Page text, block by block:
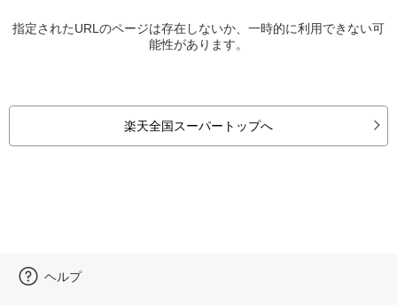
指定されたURLのページは存在しないか、一時的に利用できない可
能性があります。
楽天全国スーパートップへ
ヘルプ